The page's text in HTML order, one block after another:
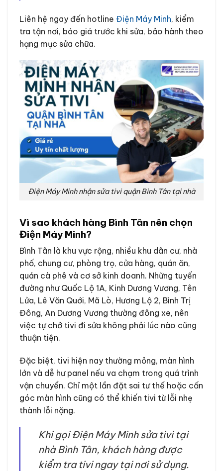
Liên hệ ngay đến hotline Điện Máy Minh, kiểm
tra tận nơi, báo giá trước khi sửa, bảo hành theo
hạng mục sửa chữa.
Điện Máy Minh nhận sửa tivi quận Bình Tân tại nhà
Vì sao khách hàng Bình Tân nên chọn
Điện Máy Minh?
Bình Tân là khu vực rộng, nhiều khu dân cư, nhà
phố, chung cư, phòng trọ, cửa hàng, quán ăn,
quán cà phê và cơ sở kinh doanh. Những tuyến
đường như Quốc Lộ 1A, Kinh Dương Vương, Tên
Lửa, Lê Văn Quới, Mã Lò, Hương Lộ 2, Bình Trị
Đông, An Dương Vương thường đông xe, nên
việc tự chở tivi đi sửa không phải lúc nào cũng
thuận tiện.
Đặc biệt, tivi hiện nay thường mỏng, màn hình
lớn và dễ hư panel nếu va chạm trong quá trình
vận chuyển. Chỉ một lần đặt sai tư thế hoặc cấn
góc màn hình cũng có thể khiến tivi từ lỗi nhẹ
thành lỗi nặng.
Khi gọi Điện Máy Minh sửa tivi tại
nhà Bình Tân, khách hàng được
kiểm tra tivi ngay tại nơi sử dụng.